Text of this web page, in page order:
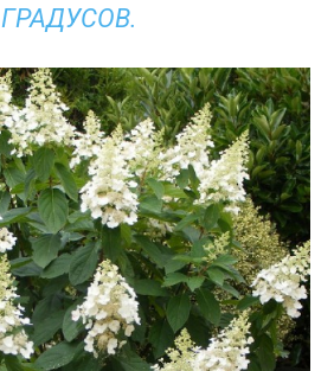
ГРАДУСОВ.